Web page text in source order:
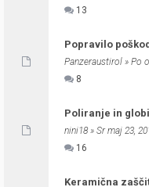
13
Popravilo
Panzeraustirol » Po
8
Poliranje in
nini18 » Sr maj 23,
16
Keramična